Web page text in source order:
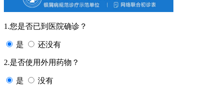
1.您是否已到医院确诊？
是 还没有
2.是否使用外用药物？
是 没有